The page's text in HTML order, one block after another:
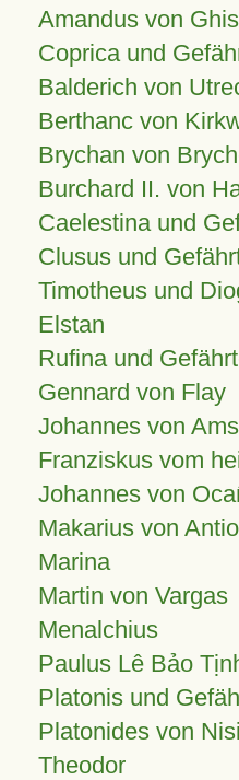
Amandus von
Coprica und
Balderich von
Berthanc von
Brychan von
Burchard II. von
Caelestina und
Clusus und
Timotheus und
Elstan
Rufina und
Gennard von Flay
Johannes von
Franziskus vom
Johannes von
Makarius von
Marina
Martin von Vargas
Menalchius
Paulus Lê Bảo
Platonis und
Platonides von
Theodor